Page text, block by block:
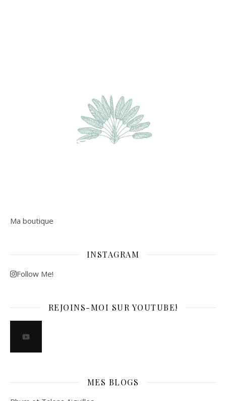
Ma boutique
INSTAGRAM
Follow Me!
REJOINS-MOI SUR YOUTUBE!
MES BLOGS